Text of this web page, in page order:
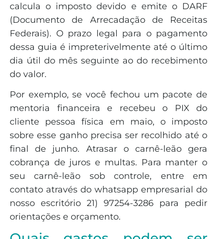
calcula o imposto devido e emite o DARF
(Documento de Arrecadação de Receitas
Federais). O prazo legal para o pagamento
dessa guia é impreterivelmente até o último
dia útil do mês seguinte ao do recebimento
do valor.
Por exemplo, se você fechou um pacote de
mentoria financeira e recebeu o PIX do
cliente pessoa física em maio, o imposto
sobre esse ganho precisa ser recolhido até o
final de junho. Atrasar o carnê-leão gera
cobrança de juros e multas. Para manter o
seu carnê-leão sob controle, entre em
contato através do whatsapp empresarial do
nosso escritório 21) 97254-3286 para pedir
orientações e orçamento.